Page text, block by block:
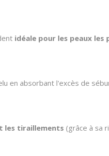
idéale pour les peaux les
en absorbant l'excès de
les tiraillements (grâce à sa